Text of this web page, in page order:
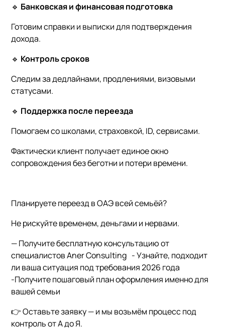
🔹 Банковская и финансовая подготовка
Готовим справки и выписки для подтверждения
дохода.
🔹 Контроль сроков
Следим за дедлайнами, продлениями, визовыми
статусами.
🔹 Поддержка после переезда
Помогаем со школами, страховкой, ID, сервисами.
Фактически клиент получает единое окно
сопровождения без беготни и потери времени.
Планируете переезд в ОАЭ всей семьёй?
Не рискуйте временем, деньгами и нервами.
— Получите бесплатную консультацию от
специалистов Aner Consulting - Узнайте, подходит
ли ваша ситуация под требования 2026 года
-Получите пошаговый план оформления именно для
вашей семьи
👉 Оставьте заявку — и мы возьмём процесс под
контроль от А до Я.